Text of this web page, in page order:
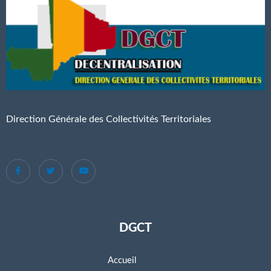
Direction Générale des Collectivités Territoriales
DGCT
Accueil